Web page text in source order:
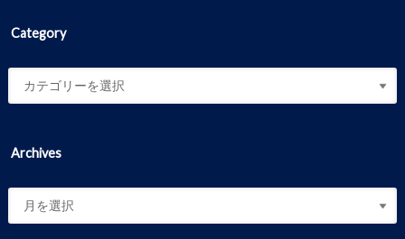
Category
Archives